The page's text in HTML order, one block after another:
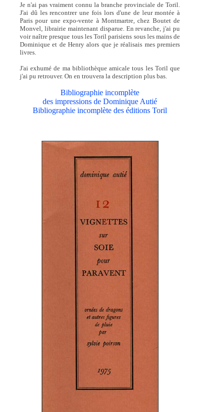
Je n'ai pas vraiment connu la branche provinciale de Toril.
J'ai dû les rencontrer une fois lors d'une de leur montée à
Paris pour une expo-vente à Montmartre, chez Boutet de
Monvel, librairie maintenant disparue. En revanche, j'ai pu
voir naître presque tous les Toril parisiens sous les mains de
Dominique et de Henry alors que je réalisais mes premiers
livres.
J'ai exhumé de ma bibliothèque amicale tous les Toril que
j'ai pu retrouver. On en trouvera la description plus bas.
Bibliographie incomplète
des impressions de Dominique Autié
Bibliographie incomplète des éditions Toril